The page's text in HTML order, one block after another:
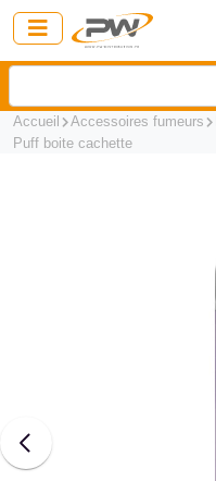
Accueil Accessoires fumeurs
Puff boite cachette